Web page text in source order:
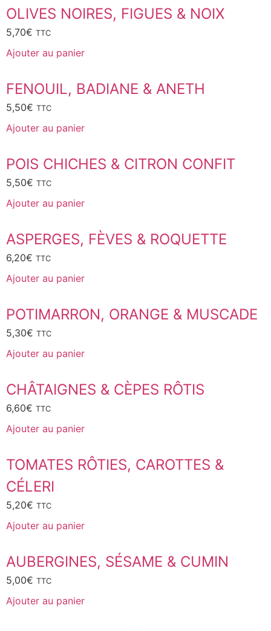
OLIVES NOIRES, FIGUES & NOIX
5,70€ TTC
Ajouter au panier
FENOUIL, BADIANE & ANETH
5,50€ TTC
Ajouter au panier
POIS CHICHES & CITRON CONFIT
5,50€ TTC
Ajouter au panier
ASPERGES, FÈVES & ROQUETTE
6,20€ TTC
Ajouter au panier
POTIMARRON, ORANGE & MUSCADE
5,30€ TTC
Ajouter au panier
CHÂTAIGNES & CÈPES RÔTIS
6,60€ TTC
Ajouter au panier
TOMATES RÔTIES, CAROTTES &
CÉLERI
5,20€ TTC
Ajouter au panier
AUBERGINES, SÉSAME & CUMIN
5,00€ TTC
Ajouter au panier